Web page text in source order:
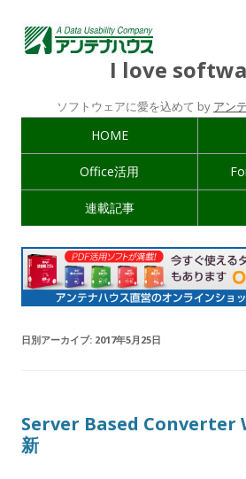
I love
ソフトウェアに愛を込めて by アン
HOME
Office活用
連載記事
日別アーカイブ: 2017年5月25日
Server Based Converter
新